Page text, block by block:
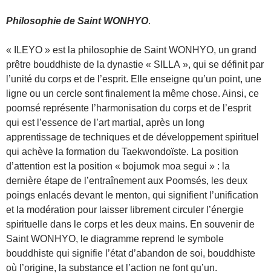
Philosophie de Saint WONHYO.
« ILEYO » est la philosophie de Saint WONHYO, un grand
prêtre bouddhiste de la dynastie « SILLA », qui se définit par
l’unité du corps et de l’esprit. Elle enseigne qu’un point, une
ligne ou un cercle sont finalement la même chose. Ainsi, ce
poomsé représente l’harmonisation du corps et de l’esprit
qui est l’essence de l’art martial, après un long
apprentissage de techniques et de développement spirituel
qui achève la formation du Taekwondoïste. La position
d’attention est la position « bojumok moa segui » : la
dernière étape de l’entraînement aux Poomsés, les deux
poings enlacés devant le menton, qui signifient l’unification
et la modération pour laisser librement circuler l’énergie
spirituelle dans le corps et les deux mains. En souvenir de
Saint WONHYO, le diagramme reprend le symbole
bouddhiste qui signifie l’état d’abandon de soi, bouddhiste
où l’origine, la substance et l’action ne font qu’un.